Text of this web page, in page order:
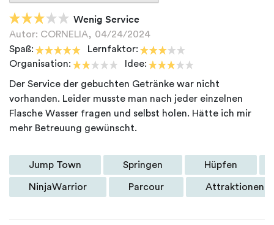
Wenig Service
Autor: CORNELIA, 04/24/2024
Spaß:
Lernfaktor:
Organisation:
Idee:
Der Service der gebuchten Getränke war nicht
vorhanden. Leider musste man nach jeder einzelnen
Flasche Wasser fragen und selbst holen. Hätte ich mir
Jump Town Springen Hüpfen
NinjaWarrior Parcour Attraktionen